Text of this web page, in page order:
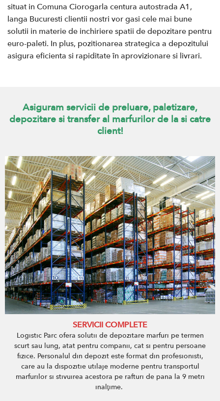
situat in Comuna Ciorogarla centura autostrada A1,
langa Bucuresti clientii nostri vor gasi cele mai bune
solutii in materie de inchiriere spatii de depozitare pentru
euro-paleti. In plus, pozitionarea strategica a depozitului
asigura eficienta si rapiditate în aprovizionare si livrari.
Asiguram servicii de preluare, paletizare,
depozitare si transfer al marfurilor de la si catre
client!
SERVICII COMPLETE
Logistic Parc ofera solutii de depozitare marfuri pe termen
scurt sau lung, atat pentru companii, cat si pentru persoane
fizice. Personalul din depozit este format din profesionisti,
care au la dispozitie utilaje moderne pentru transportul
marfurilor si stivuirea acestora pe rafturi de pana la 9 metri
inalţime.